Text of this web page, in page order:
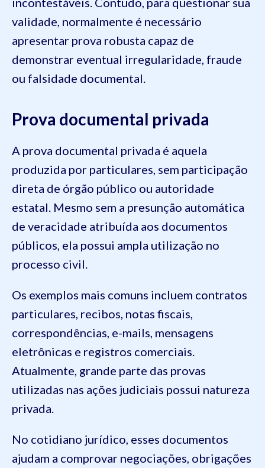
validade, normalmente é necessário
apresentar prova robusta capaz de
demonstrar eventual irregularidade, fraude
ou falsidade documental.
Prova documental privada
A prova documental privada é aquela
produzida por particulares, sem participação
direta de órgão público ou autoridade
estatal. Mesmo sem a presunção automática
de veracidade atribuída aos documentos
públicos, ela possui ampla utilização no
processo civil.
Os exemplos mais comuns incluem contratos
particulares, recibos, notas fiscais,
correspondências, e-mails, mensagens
eletrônicas e registros comerciais.
Atualmente, grande parte das provas
utilizadas nas ações judiciais possui natureza
privada.
No cotidiano jurídico, esses documentos
ajudam a comprovar negociações, obrigações